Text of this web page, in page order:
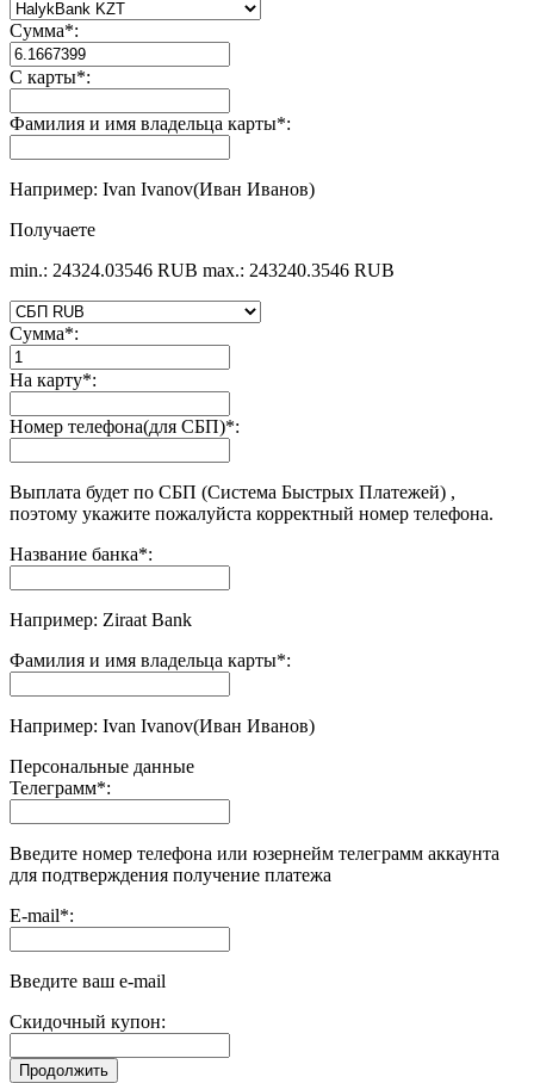
Сумма*:
С карты*:
Фамилия и имя владельца карты*:
Например: Ivan Ivanov(Иван Иванов)
Получаете
min.: 24324.03546 RUB max.: 243240.3546 RUB
Сумма*:
На карту*:
Номер телефона(для СБП)*:
Выплата будет по СБП (Система Быстрых Платежей) ,
поэтому укажите пожалуйста корректный номер телефона.
Название банка*:
Например: Ziraat Bank
Фамилия и имя владельца карты*:
Например: Ivan Ivanov(Иван Иванов)
Персональные данные
Телеграмм*:
Введите номер телефона или юзернейм телеграмм аккаунта
для подтверждения получение платежа
E-mail*:
Введите ваш e-mail
Скидочный купон: